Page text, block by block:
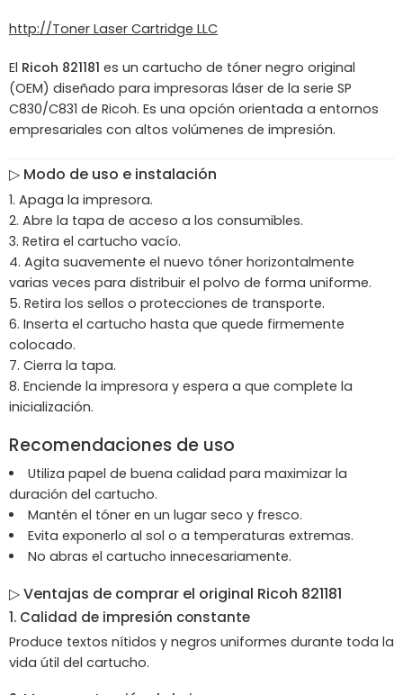
http://Toner Laser Cartridge LLC
El Ricoh 821181 es un cartucho de tóner negro original
(OEM) diseñado para impresoras láser de la serie SP
C830/C831 de Ricoh. Es una opción orientada a entornos
empresariales con altos volúmenes de impresión.
▷ Modo de uso e instalación
Apaga la impresora.
Abre la tapa de acceso a los consumibles.
Retira el cartucho vacío.
Agita suavemente el nuevo tóner horizontalmente
varias veces para distribuir el polvo de forma uniforme.
Retira los sellos o protecciones de transporte.
Inserta el cartucho hasta que quede firmemente
colocado.
Cierra la tapa.
Enciende la impresora y espera a que complete la
inicialización.
Recomendaciones de uso
Utiliza papel de buena calidad para maximizar la
duración del cartucho.
Mantén el tóner en un lugar seco y fresco.
Evita exponerlo al sol o a temperaturas extremas.
No abras el cartucho innecesariamente.
▷ Ventajas de comprar el original Ricoh 821181
1. Calidad de impresión constante
Produce textos nítidos y negros uniformes durante toda la
vida útil del cartucho.